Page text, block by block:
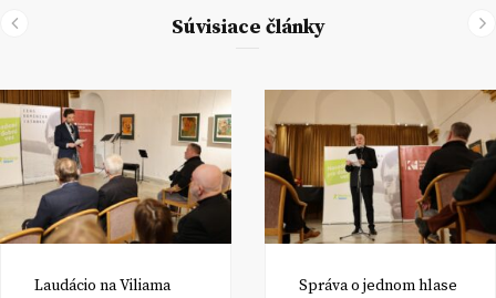
Súvisiace články
Laudácio na Viliama
Správa o jednom hlase